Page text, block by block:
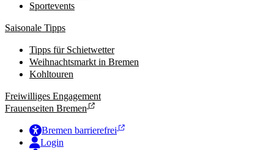
Sportevents
Saisonale Tipps
Tipps für Schietwetter
Weihnachtsmarkt in Bremen
Kohltouren
Freiwilliges Engagement
Frauenseiten Bremen
Bremen barrierefrei
Login